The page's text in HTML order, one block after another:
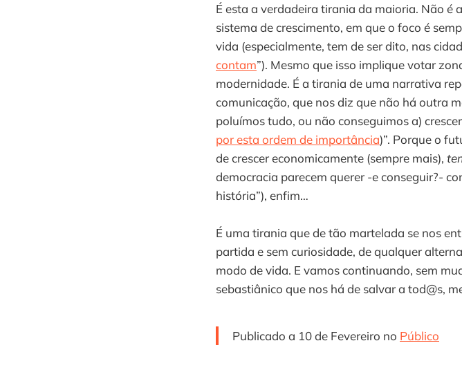
É esta a verdadeira tirania da maioria. Não é
sistema de crescimento, em que o foco é
vida (especialmente, tem de ser dito, nas
contam”). Mesmo que isso implique votar
modernidade. É a tirania de uma narrativa
comunicação, que nos diz que não há outra
poluímos tudo, ou não conseguimos a)
por esta ordem de importância)”. Porque o
de crescer economicamente (sempre mais),
democracia parecem querer -e conseguir?-
história”), enfim…
É uma tirania que de tão martelada se nos
partida e sem curiosidade, de qualquer
modo de vida. E vamos continuando, sem
sebastiânico que nos há de salvar a tod@s,
Publicado a 10 de Fevereiro no Público